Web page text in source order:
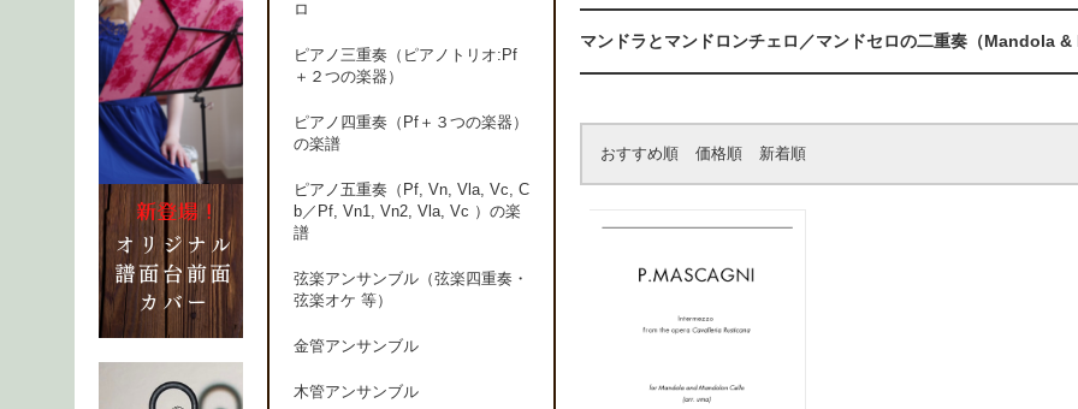
マンドラとマンドロンチェロ／マンドセロの二重奏（Mandola
おすすめ順 価格順 新着順
ロ
ピアノ三重奏（ピアノトリオ:Pf
＋２つの楽器）
ピアノ四重奏（Pf＋３つの楽器）
の楽譜
ピアノ五重奏（Pf, Vn, Vla, Vc, C
b／Pf, Vn1, Vn2, Vla, Vc ）の楽
譜
弦楽アンサンブル（弦楽四重奏・
弦楽オケ 等）
金管アンサンブル
木管アンサンブル